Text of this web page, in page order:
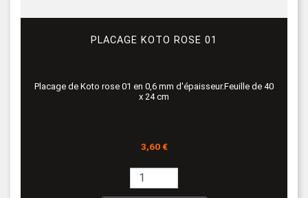
PLACAGE KOTO ROSE 01
Placage de Koto rose 01 en 0,6 mm d'épaisseur.Feuille de 40
x 24 cm
Prix
3,60 €